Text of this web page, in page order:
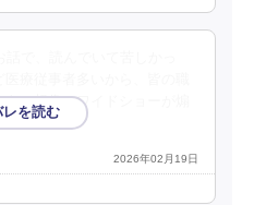
と想像。ワイドショーが煽
2026年02月19日